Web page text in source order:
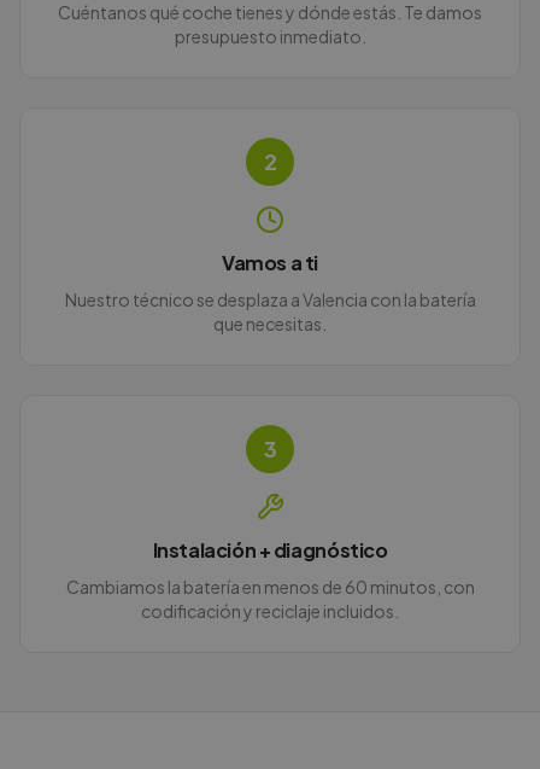
Cuéntanos qué coche tienes y dónde estás. Te damos
presupuesto inmediato.
2
Vamos a ti
Nuestro técnico se desplaza a Valencia con la batería
que necesitas.
3
Instalación + diagnóstico
Cambiamos la batería en menos de 60 minutos, con
codificación y reciclaje incluidos.